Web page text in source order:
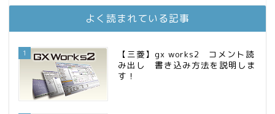
庶民的家族がインデックス投資でセミリタイア目指してみた
よく読まれている記事
1
【三菱】gx works2 コメント読
み出し 書き込み方法を説明しま
す！